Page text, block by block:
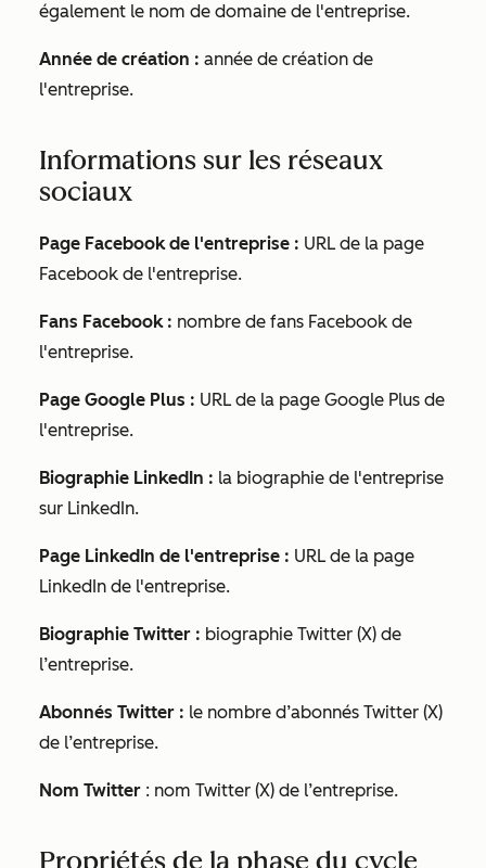
également le nom de domaine de l'entreprise.
Année de création : année de création de
l'entreprise.
Informations sur les réseaux
sociaux
Page Facebook de l'entreprise : URL de la page
Facebook de l'entreprise.
Fans Facebook : nombre de fans Facebook de
l'entreprise.
Page Google Plus : URL de la page Google Plus de
l'entreprise.
Biographie LinkedIn : la biographie de l'entreprise
sur LinkedIn.
Page LinkedIn de l'entreprise : URL de la page
LinkedIn de l'entreprise.
Biographie Twitter : biographie Twitter (X) de
l’entreprise.
Abonnés Twitter : le nombre d’abonnés Twitter (X)
de l’entreprise.
Nom Twitter : nom Twitter (X) de l’entreprise.
Propriétés de la phase du cycle